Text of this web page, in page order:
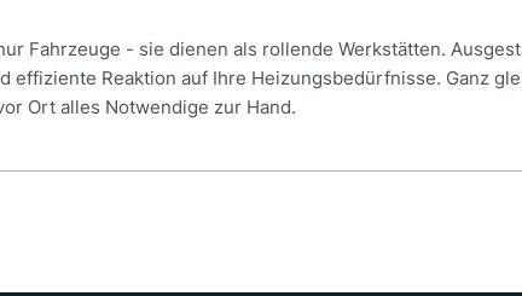
Fahrzeuge - sie dienen als rollende Werkstätten.
effiziente Reaktion auf Ihre Heizungsbedürfnisse. Ganz
Ort alles Notwendige zur Hand.